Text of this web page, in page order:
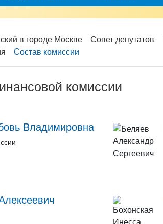
в городе Москве Совет депутатов
Состав комиссии
комиссии
Владимировна